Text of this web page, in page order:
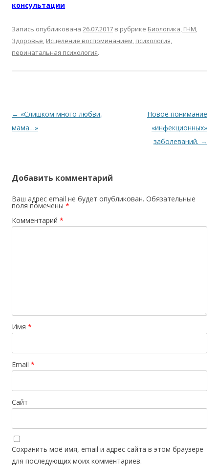
консультации
Запись опубликована 26.07.2017 в рубрике Биологика, ГНМ,
Здоровье, Исцеление воспоминанием, психология,
перинатальная психология.
Навигация по записям
← «Слишком много любви,
мама…»
Новое понимание
«инфекционных»
заболеваний. →
Добавить комментарий
Ваш адрес email не будет опубликован. Обязательные
поля помечены *
Комментарий *
Имя *
Email *
Сайт
Сохранить моё имя, email и адрес сайта в этом браузере
для последующих моих комментариев.